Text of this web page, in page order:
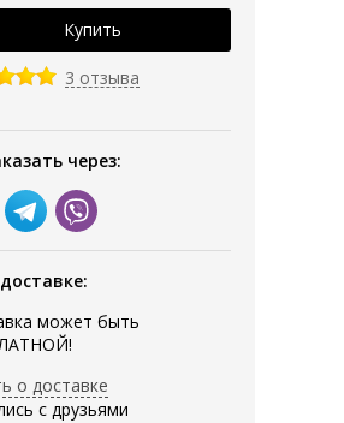
3 отзыва
через:
может быть
о доставке
с друзьями